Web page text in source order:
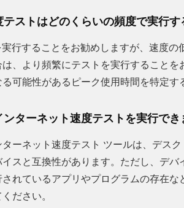
ストはどのくらいの頻度で実行
行することをお勧めしますが、速度
、より頻繁にテストを実行すること
可能性があるピーク使用時間を特定す
ターネット速度テストを実行でき
ーネット速度テスト ツールは、デス
スと互換性があります。ただし、デ
れているアプリやプログラムの存在
ださい。